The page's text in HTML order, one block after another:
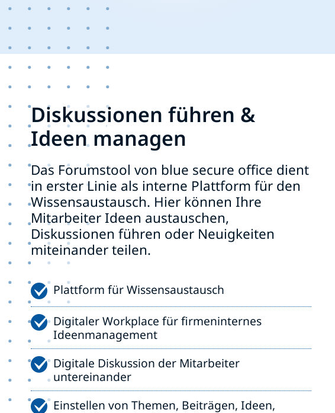
Diskussionen führen &
Ideen managen
Das Forumstool von blue secure office dient
in erster Linie als interne Plattform für den
Wissensaustausch. Hier können Ihre
Mitarbeiter Ideen austauschen,
Diskussionen führen oder Neuigkeiten
miteinander teilen.
Plattform für Wissensaustausch
Digitaler Workplace für firmeninternes
Ideenmanagement
Digitale Diskussion der Mitarbeiter
untereinander
Einstellen von Themen, Beiträgen, Ideen,